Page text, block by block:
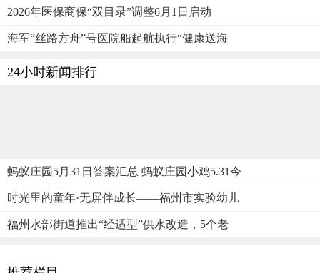
2026年医保商保“双目录”调整6月1日启动
海军“丝路方舟”号医院船起航执行“健康送海
24小时新闻排行
蚂蚁庄园5月31日答案汇总 蚂蚁庄园小鸡5.31今
时光里的童年·无屏伴成长——福州市实验幼儿
福州水部街道推出“经适型”供水改造，5个老